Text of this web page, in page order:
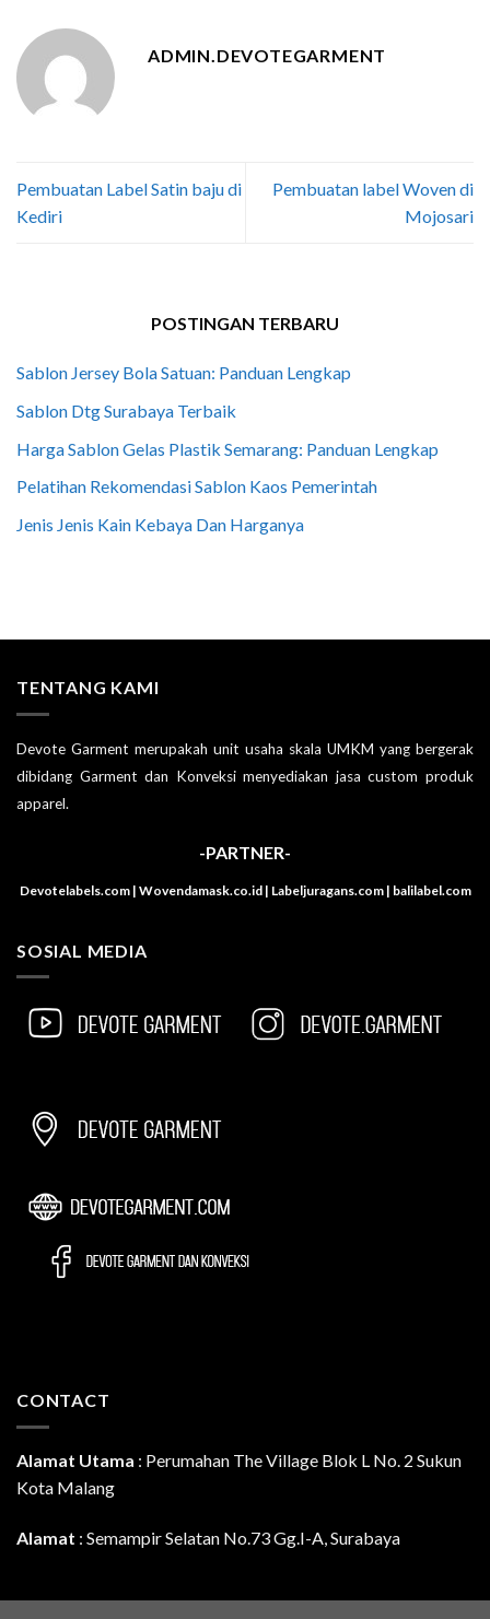
ADMIN.DEVOTEGARMENT
Pembuatan Label Satin baju di
Kediri
Pembuatan label Woven di
Mojosari
POSTINGAN TERBARU
Sablon Jersey Bola Satuan: Panduan Lengkap
Sablon Dtg Surabaya Terbaik
Harga Sablon Gelas Plastik Semarang: Panduan Lengkap
Pelatihan Rekomendasi Sablon Kaos Pemerintah
Jenis Jenis Kain Kebaya Dan Harganya
TENTANG KAMI
Devote Garment merupakah unit usaha skala UMKM yang bergerak
dibidang Garment dan Konveksi menyediakan jasa custom produk
apparel.
-PARTNER-
Devotelabels.com | Wovendamask.co.id | Labeljuragans.com | balilabel.com
SOSIAL MEDIA
CONTACT
Alamat Utama : Perumahan The Village Blok L No. 2 Sukun
Kota Malang
Alamat : Semampir Selatan No.73 Gg.I-A, Surabaya